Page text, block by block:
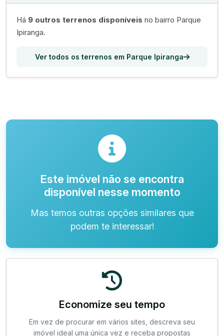
Há 9 outros terrenos disponíveis no bairro Parque
Ipiranga.
Ver todos os terrenos em Parque Ipiranga
Este imóvel não se encontra
disponível nesse momento
Mas temos outras opções similares que
podem te interessar!
Economize seu tempo
Em vez de procurar em vários sites, descreva seu
imóvel ideal uma única vez e receba propostas